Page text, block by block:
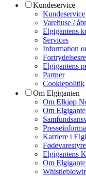
Kundeservice
Kundeservice
Varehuse /
Elgigantens
Services
Information
Elgigantens
Partner
Cookiepolitik
Om Elgiganten
Om Elkjøp
Om
Karriere i
Elgigantens
Om